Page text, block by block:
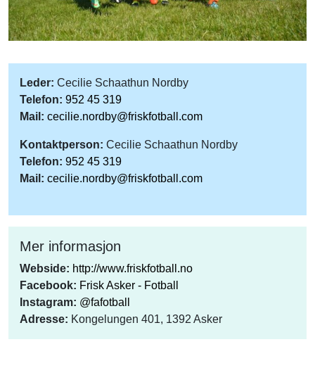
Leder: Cecilie Schaathun Nordby
Telefon: 952 45 319
Mail: cecilie.nordby@friskfotball.com
Kontaktperson: Cecilie Schaathun Nordby
Telefon: 952 45 319
Mail: cecilie.nordby@friskfotball.com
Mer informasjon
Webside: http://www.friskfotball.no
Facebook: Frisk Asker - Fotball
Instagram: @fafotball
Adresse: Kongelungen 401, 1392 Asker